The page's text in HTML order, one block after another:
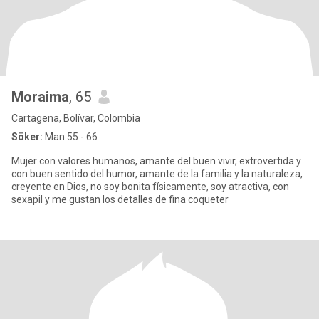
Moraima, 65
Cartagena, Bolívar, Colombia
Söker: Man 55 - 66
Mujer con valores humanos, amante del buen vivir, extrovertida y
con buen sentido del humor, amante de la familia y la naturaleza,
creyente en Dios, no soy bonita físicamente, soy atractiva, con
sexapil y me gustan los detalles de fina coqueter